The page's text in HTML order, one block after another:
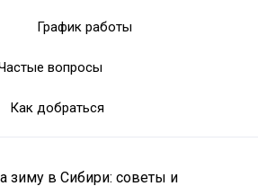
График работы
вопросы
Как добраться
зиму в Сибири: советы и